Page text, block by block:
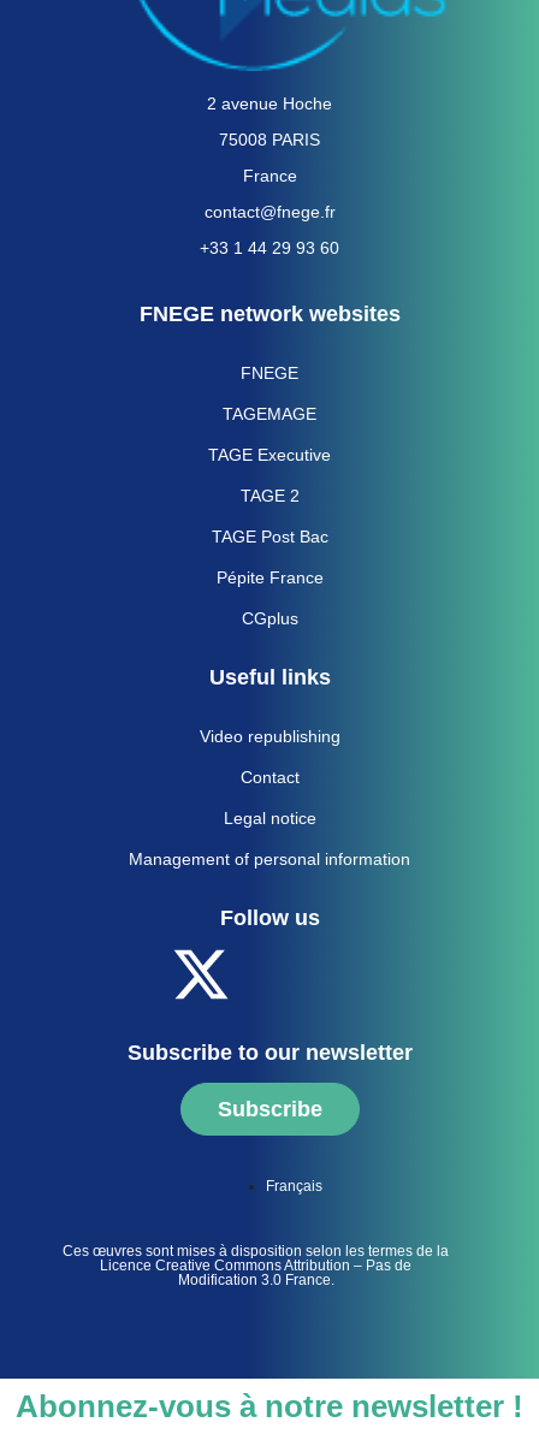
2 avenue Hoche
75008 PARIS
France
contact@fnege.fr
+33 1 44 29 93 60
FNEGE network websites
FNEGE
TAGEMAGE
TAGE Executive
TAGE 2
TAGE Post Bac
Pépite France
CGplus
Useful links
Video republishing
Contact
Legal notice
Management of personal information
Follow us
Subscribe to our newsletter
Subscribe
Français
Ces œuvres sont mises à disposition selon les termes de la
Licence Creative Commons Attribution – Pas de
Modification 3.0 France.
Abonnez-vous à notre newsletter !